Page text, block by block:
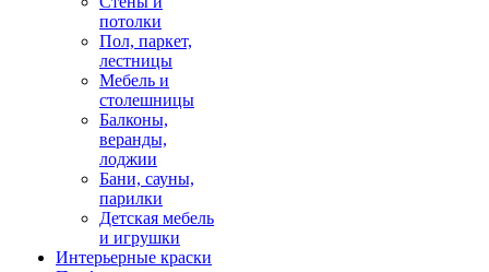
потолки
Пол, паркет,
лестницы
Мебель и
столешницы
Балконы,
веранды,
лоджии
Бани, сауны,
парилки
Детская мебель
и игрушки
Интерьерные краски